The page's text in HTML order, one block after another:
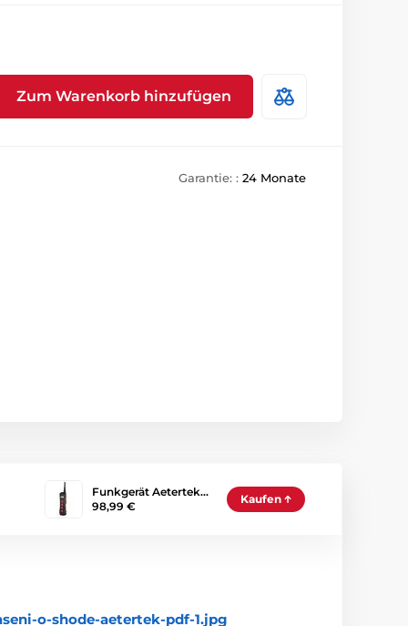
Zum Warenkorb hinzufügen
Garantie: : 24 Monate
Funkgerät Aetertek…
98,99 €
Kaufen
o-shode-aetertek-pdf-1.jpg